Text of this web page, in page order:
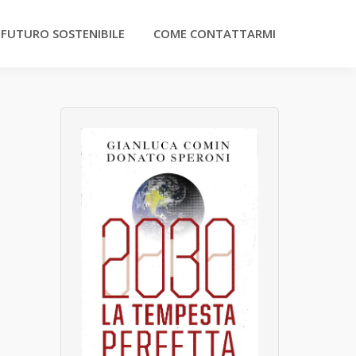
SOSTENIBILE COME CONTATTARMI